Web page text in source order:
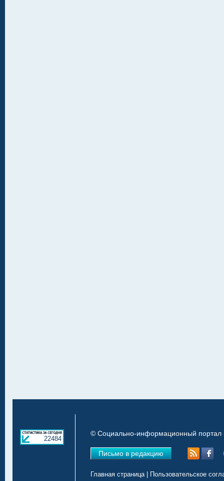
22484
© Социально-информационный портал
Письмо в редакцию
Главная страница| Пользовательское